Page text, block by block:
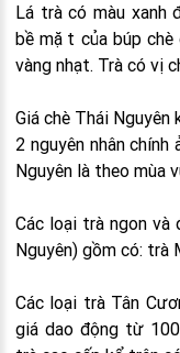
Lá trà có màu xanh
bề mặt của búp chè
vàng nhạt. Trà có vị
Giá chè Thái
2 nguyên nhân
Nguyên là theo mùa
Các loại trà ngon và
Nguyên) gồm có: trà
Các loại trà Tân
giá dao động từ